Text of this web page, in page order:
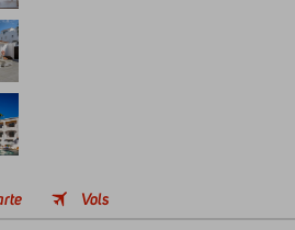
Vols